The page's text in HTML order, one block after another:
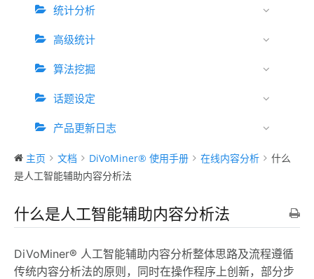
统计分析
高级统计
算法挖掘
话题设定
产品更新日志
主页 文档 DiVoMiner® 使用手册 在线内容分析
什么
是人工智能辅助内容分析法
什么是人工智能辅助内容分析法
DiVoMiner® 人工智能辅助内容分析整体思路及流程遵循
传统内容分析法的原则，同时在操作程序上创新，部分步